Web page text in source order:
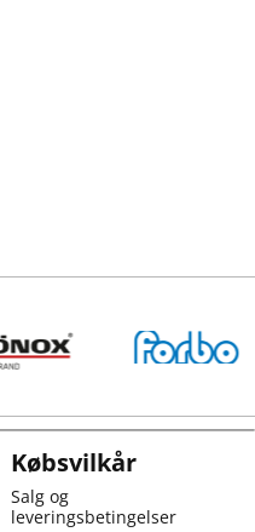
Købsvilkår
Salg og
leveringsbetingelser